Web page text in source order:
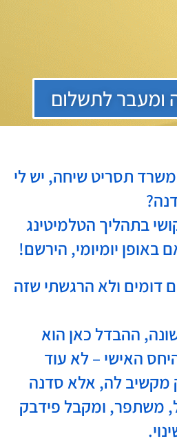
ומעבר לתשלום
תסריט שיחה, יש לי
בתהליך הטלמיטינג
באופן יומיומי, הירשם!
דומים ולא הרגשתי שזה
ההבדל כאן הוא
האישי – לא עוד
לה, אלא סדנה
משתפר, ומקבל פידבק